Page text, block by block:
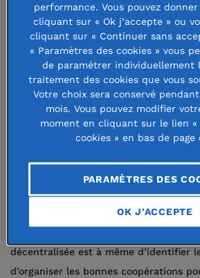
Fondation de France
fondations régionales.
Rencontre avec Cécile
générale de la
Méditerranée.
efficacement. À côté de nos
des quartiers défavorisés, des zones
territoires ruraux enclavés, dans
décentralisée est à même d’identifier
d’organiser les bonnes coopérations
performance. Vous pouvez
cliquant sur « Ok j’accepte » ou
cliquant sur « Continuer sans
« Paramètres des cookies » vous
de paramétrer individuellement
traitement des cookies que vous
Votre choix sera conservé
mois. Vous pouvez modifier
moment en cliquant sur le lien «
cookies » en bas de page
PARAMÈTRES DES
OK J'ACCEPTE